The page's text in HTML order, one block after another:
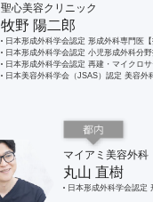
聖心美容クリニック
牧野 陽二郎
日本形成外科学会認定 形成外科専門医【
日本形成外科学会認定 小児形成外科分
日本形成外科学会認定 再建・マイクロ
日本美容外科学会（JSAS）認定 美容外
マイアミ美容外科
丸山 直樹
日本形成外科学会認定